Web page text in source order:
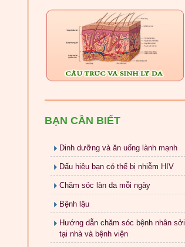
BẠN CẦN BIẾT
Dinh dưỡng và ăn uống lành mạnh
Dấu hiệu bạn có thể bị nhiễm HIV
Chăm sóc làn da mỗi ngày
Bệnh lậu
Hướng dẫn chăm sóc bệnh nhân sởi
tại nhà và bệnh viện